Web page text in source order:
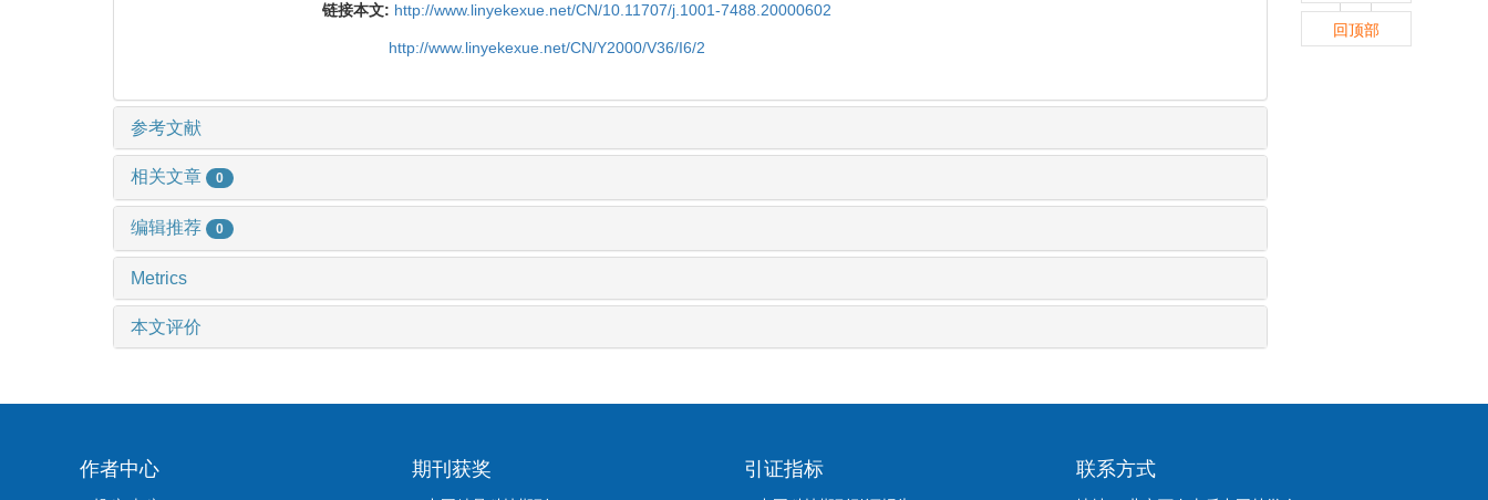
链接本文: http://www.linyekexue.net/CN/10.11707/j.1001-7488.20000602
http://www.linyekexue.net/CN/Y2000/V36/I6/2
参考文献
相关文章 0
编辑推荐 0
Metrics
本文评价
回顶部
作者中心 期刊获奖 引证指标 联系方式